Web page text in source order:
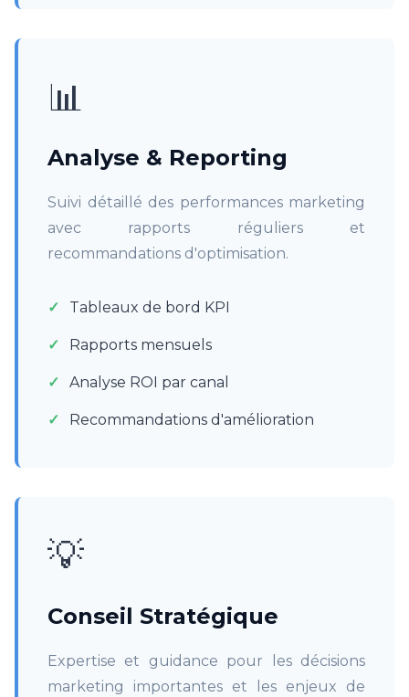
📊
Analyse & Reporting
Suivi détaillé des performances marketing
avec rapports réguliers et
recommandations d'optimisation.
Tableaux de bord KPI
Rapports mensuels
Analyse ROI par canal
Recommandations d'amélioration
💡
Conseil Stratégique
Expertise et guidance pour les décisions
marketing importantes et les enjeux de